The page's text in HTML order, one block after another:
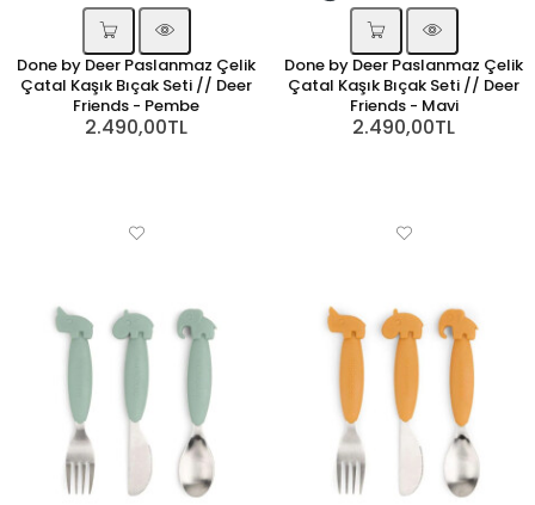
Done by Deer Paslanmaz Çelik
Çatal Kaşık Bıçak Seti // Deer
Friends - Pembe
2.490,00TL
Done by Deer Paslanmaz Çelik
Çatal Kaşık Bıçak Seti // Deer
Friends - Mavi
2.490,00TL